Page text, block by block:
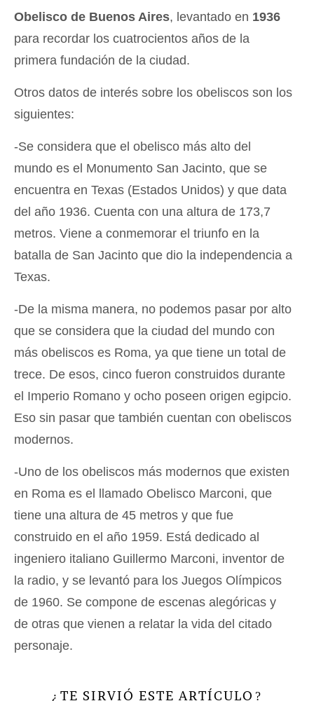
Obelisco de Buenos Aires, levantado en 1936
para recordar los cuatrocientos años de la
primera fundación de la ciudad.
Otros datos de interés sobre los obeliscos son los
siguientes:
-Se considera que el obelisco más alto del
mundo es el Monumento San Jacinto, que se
encuentra en Texas (Estados Unidos) y que data
del año 1936. Cuenta con una altura de 173,7
metros. Viene a conmemorar el triunfo en la
batalla de San Jacinto que dio la independencia a
Texas.
-De la misma manera, no podemos pasar por alto
que se considera que la ciudad del mundo con
más obeliscos es Roma, ya que tiene un total de
trece. De esos, cinco fueron construidos durante
el Imperio Romano y ocho poseen origen egipcio.
Eso sin pasar que también cuentan con obeliscos
modernos.
-Uno de los obeliscos más modernos que existen
en Roma es el llamado Obelisco Marconi, que
tiene una altura de 45 metros y que fue
construido en el año 1959. Está dedicado al
ingeniero italiano Guillermo Marconi, inventor de
la radio, y se levantó para los Juegos Olímpicos
de 1960. Se compone de escenas alegóricas y
de otras que vienen a relatar la vida del citado
personaje.
¿ TE SIRVIÓ ESTE ARTÍCULO ?